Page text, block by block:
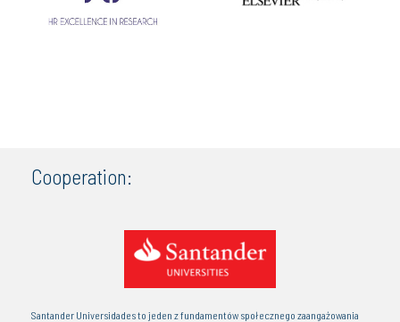
Cooperation:
Santander Universidades to jeden z fundamentów społecznego zaangażowania